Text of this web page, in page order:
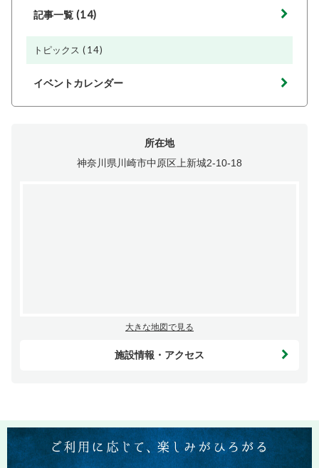
記事一覧 (14)
トピックス (14)
イベントカレンダー
所在地
神奈川県川崎市中原区上新城2-10-18
大きな地図で見る
施設情報・アクセス